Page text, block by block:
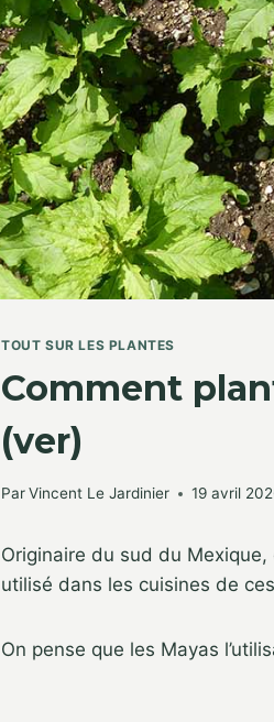
TOUT SUR LES PLANTES
Comment
(ver)
ParVincent Le Jardinier 19 avril
Originaire du sud du Mexique,
utilisé dans les cuisines de
On pense que les Mayas